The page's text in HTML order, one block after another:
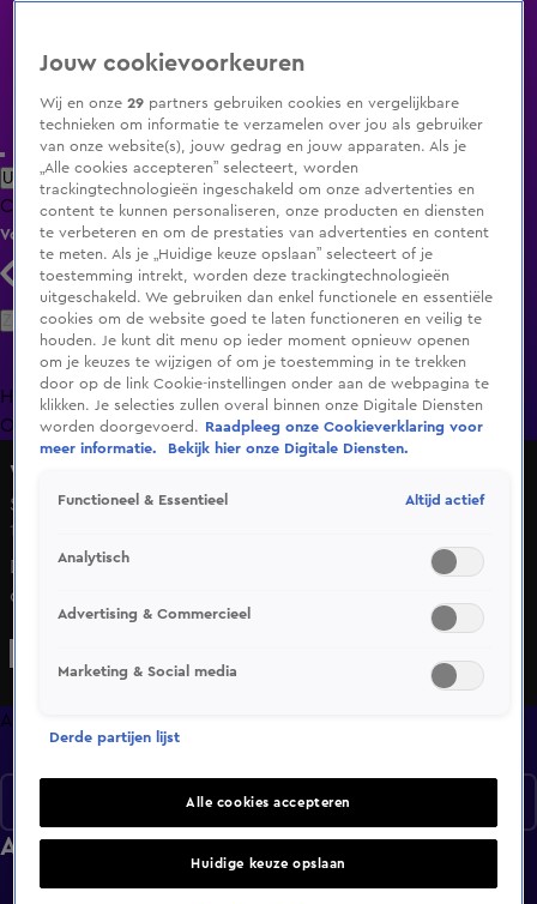
Uitzending Gemist Populaire programma's Zenders Genres
ClipsFilmsRadioSmart TV inlogShop
Volg KIJK
Zoeken
HomeUitzending Gemist Programma's De Bondgenoten
OranjezomerLivestreamsShop
Wereldreis op Wielen
Seizoen 1, aflevering 28
13 mei 2019, 23:35
De familie Hutte vlucht na het zien van hun vakantiehuisje
direct naar een hotel. De familie Wooning krijgt bezoek uit
Nederland. En Lianne neemt een onomkeerbaar besluit.
Afleveringen
Afleveringen
Jouw cookievoorkeuren
Wij en onze29 partners gebruiken cookies en vergelijkbare
technieken om informatie te verzamelen over jou als gebruiker
van onze website(s), jouw gedrag en jouw apparaten. Als je
„Alle cookies accepteren” selecteert, worden
trackingtechnologieën ingeschakeld om onze advertenties en
content te kunnen personaliseren, onze producten en diensten
te verbeteren en om de prestaties van advertenties en content
te meten. Als je „Huidige keuze opslaan” selecteert of je
toestemming intrekt, worden deze trackingtechnologieën
uitgeschakeld. We gebruiken dan enkel functionele en essentiële
cookies om de website goed te laten functioneren en veilig te
houden. Je kunt dit menu op ieder moment opnieuw openen
om je keuzes te wijzigen of om je toestemming in te trekken
door op de link Cookie-instellingen onder aan de webpagina te
klikken. Je selecties zullen overal binnen onze Digitale Diensten
worden doorgevoerd.
Raadpleeg onze Cookieverklaring voor
meer informatie.
Bekijk hier onze Digitale Diensten.
Functioneel & Essentieel Altijd actief
Analytisch
Advertising & Commercieel
Marketing & Social media
Derde partijen lijst
Alle cookies accepteren
Huidige keuze opslaan